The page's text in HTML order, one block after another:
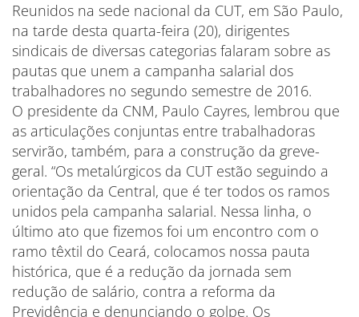
Reunidos na sede nacional da CUT, em São Paulo,
na tarde desta quarta-feira (20), dirigentes
sindicais de diversas categorias falaram sobre as
pautas que unem a campanha salarial dos
trabalhadores no segundo semestre de 2016.
O presidente da CNM, Paulo Cayres, lembrou que
as articulações conjuntas entre trabalhadoras
servirão, também, para a construção da greve-
geral. “Os metalúrgicos da CUT estão seguindo a
orientação da Central, que é ter todos os ramos
unidos pela campanha salarial. Nessa linha, o
último ato que fizemos foi um encontro com o
ramo têxtil do Ceará, colocamos nossa pauta
histórica, que é a redução da jornada sem
redução de salário, contra a reforma da
Previdência e denunciando o golpe. Os